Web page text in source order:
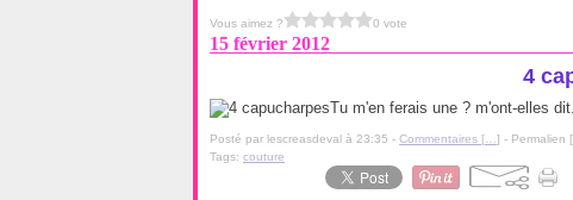
Vous aimez ? 0 vote
15 février 2012
4
Tu m'en ferais une ? m'ont-elles
Posté par lescreasdeval à 23:35 - Commentaires [ ] - Permalien [
Tags: couture